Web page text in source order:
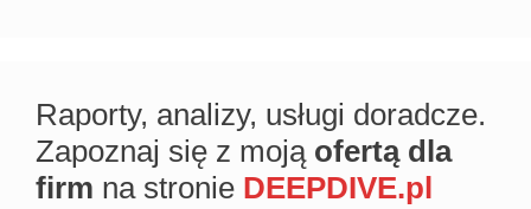
Raporty, analizy, usługi doradcze.
Zapoznaj się z mojąofertą dla
firm na stronie DEEPDIVE.pl